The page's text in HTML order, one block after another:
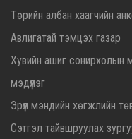
Төрийн албан хаагчийн
Авлигатай тэмцэх газар
Хувийн ашиг сонирхолын
мэдүүлэг
Эрүүл мэндийн хөгжлийн
Сэтгэл тайвшруулах